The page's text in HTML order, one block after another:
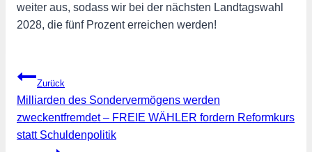
weiter aus, sodass wir bei der nächsten Landtagswahl
2028, die fünf Prozent erreichen werden!
Beitragsnavigation
Zurück
Milliarden des Sondervermögens werden
zweckentfremdet – FREIE WÄHLER fordern Reformkurs
statt Schuldenpolitik